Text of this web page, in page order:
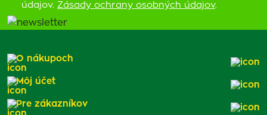
údajov. Zásady ochrany osobných údajov.
O nákupoch
Môj účet
Pre zákazníkov